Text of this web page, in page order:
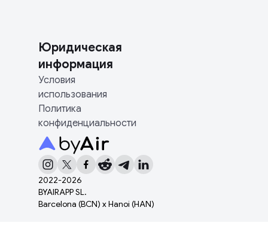
2022-2026
BYAIRAPP SL.
Barcelona (BCN) x Hanoi (HAN)
Юридическая
информация
Условия
использования
Политика
конфиденциальности